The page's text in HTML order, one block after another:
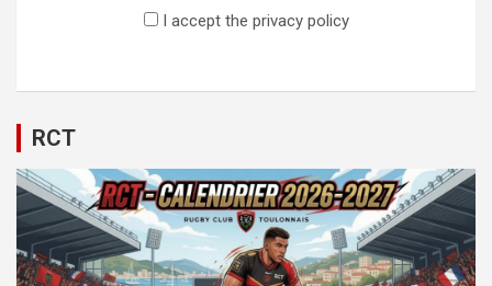
I accept the privacy policy
RCT